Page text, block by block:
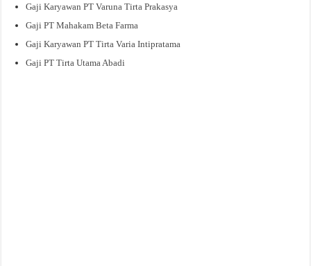
Gaji Karyawan PT Varuna Tirta Prakasya
Gaji PT Mahakam Beta Farma
Gaji Karyawan PT Tirta Varia Intipratama
Gaji PT Tirta Utama Abadi